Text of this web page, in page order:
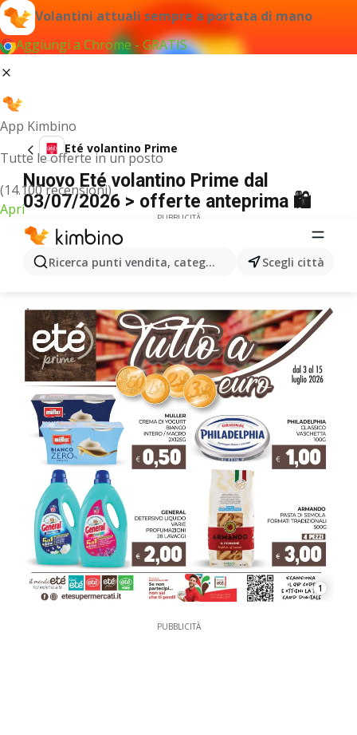
Volantini attuali sempre a portata di mano
Aggiungi a Chrome - GRATIS
App Kimbino
Tutte le offerte in un posto
(14.100 recensioni)
Apri
Ricerca punti vendita, categorie, prodotti...Scegli città
Eté volantino Prime
Nuovo Eté volantino Prime dal
03/07/2026 > offerte anteprima 🛍️
PUBBLICITÀ
1
PUBBLICITÀ